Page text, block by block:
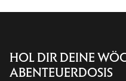
HOL DIR DEINE
ABENTEUERDOSIS